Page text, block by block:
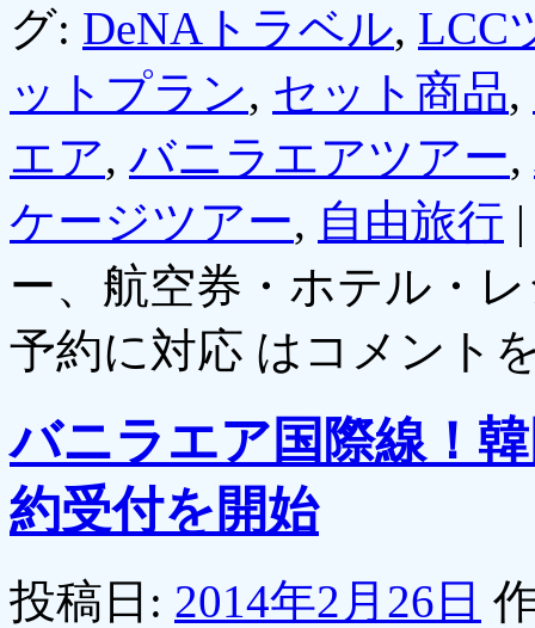
グ: DeNAトラベル, LCC
ットプラン, セット商品,
エア, バニラエアツアー,
ケージツアー, 自由旅行 |
ー、航空券・ホテル・
予約に対応 は コメント
バニラエア国際線！
約受付を開始
投稿日: 2014年2月26日